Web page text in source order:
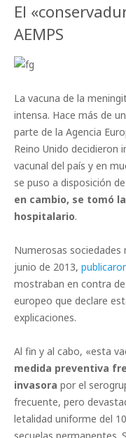
El
AEMPS
La vacuna de la
intensa. Hace más de
parte de la Agencia
Reino Unido decidieron
vacunal del país y en
se puso a disposición
en cambio, se tomó
hospitalario.
Numerosas sociedades
junio de 2013,
mostraban en contra
europeo que declare
explicaciones.
Al fin y al cabo, «esta
medida preventiva
invasora por el
frecuente, pero
letalidad uniforme del